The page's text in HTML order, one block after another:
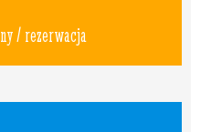
/ rezerwacja